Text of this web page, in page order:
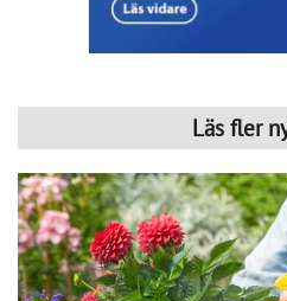
Läs fler